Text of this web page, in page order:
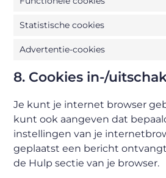
Statistische cookies
Advertentie-cookies
8. Cookies in-/
Je kunt je internet browser
kunt ook aangeven dat
instellingen van je
geplaatst een bericht
de Hulp sectie van je browser.